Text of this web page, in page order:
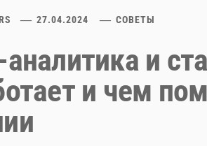
27.04.2024 СОВЕТЫ
и
и чем